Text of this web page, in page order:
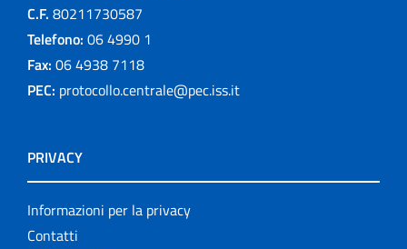
C.F. 80211730587
Telefono: 06 4990 1
Fax: 06 4938 7118
PEC: protocollo.centrale@pec.iss.it
PRIVACY
Informazioni per la privacy
Contatti